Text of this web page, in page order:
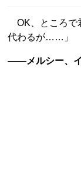
OK、ところで
代わるが……」
――メルシー、イ